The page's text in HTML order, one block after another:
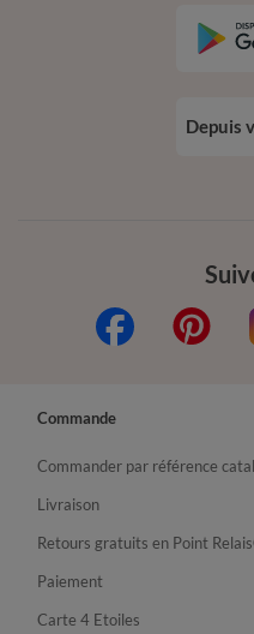
Depuis
Commande
Commander par référence
Livraison
Retours gratuits en Point
Paiement
Carte 4 Etoiles